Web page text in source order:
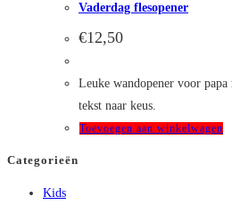
Vaderdag flesopener
€12,50
Leuke wandopener voor papa
tekst naar keus.
Toevoegen aan winkelwagen
Categorieën
Kids